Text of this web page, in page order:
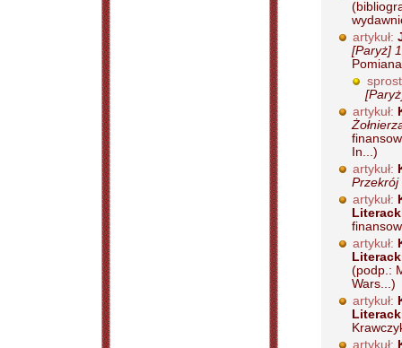
artykuł:
[Paryż]
artykuł:
In...)
artykuł:
Przekrój
artykuł:
artykuł:
(podp.:
Wars...)
artykuł:
artykuł: